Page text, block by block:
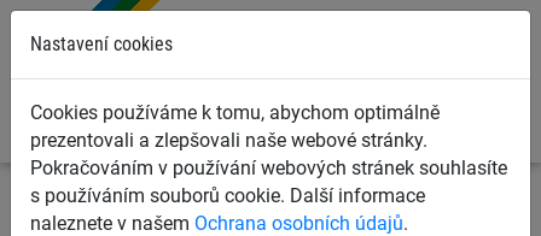
Nastavení cookies
Cookies používáme k tomu, abychom optimálně
prezentovali a zlepšovali naše webové stránky.
Pokračováním v používání webových stránek souhlasíte
s používáním souborů cookie. Další informace
naleznete v našem Ochrana osobních údajů.
Sportovní sítě Sítě na fotbal Mini brankové sítě